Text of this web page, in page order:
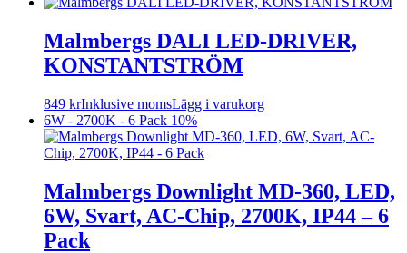
Malmbergs DALI LED-DRIVER,
KONSTANTSTRÖM
849 krInklusive momsLägg i varukorg
6W - 2700K - 6 Pack 10%
Malmbergs Downlight MD-360, LED,
6W, Svart, AC-Chip, 2700K, IP44 – 6
Pack